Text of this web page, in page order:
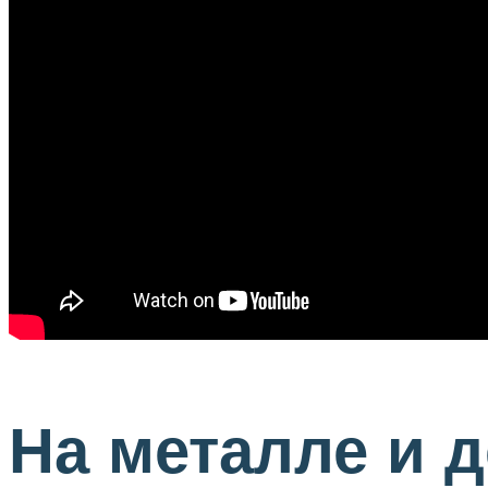
На металле и